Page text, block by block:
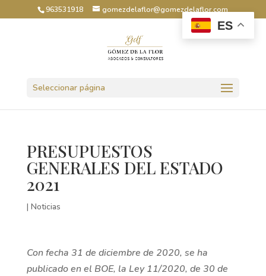
963531918 gomezdelaflor@gomezdelaflor.com
Seleccionar página
PRESUPUESTOS
GENERALES DEL ESTADO
2021
| Noticias
Con fecha 31 de diciembre de 2020, se ha
publicado en el BOE, la Ley 11/2020, de 30 de
ES